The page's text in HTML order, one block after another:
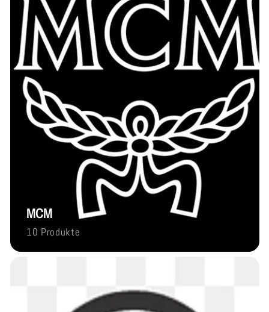
MCM
10 Produkte